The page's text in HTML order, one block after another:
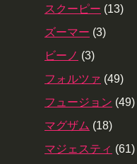
スクーピー (13)
ズーマー (3)
ビーノ (3)
フォルツァ (49)
フュージョン (49)
マグザム (18)
マジェスティ (61)